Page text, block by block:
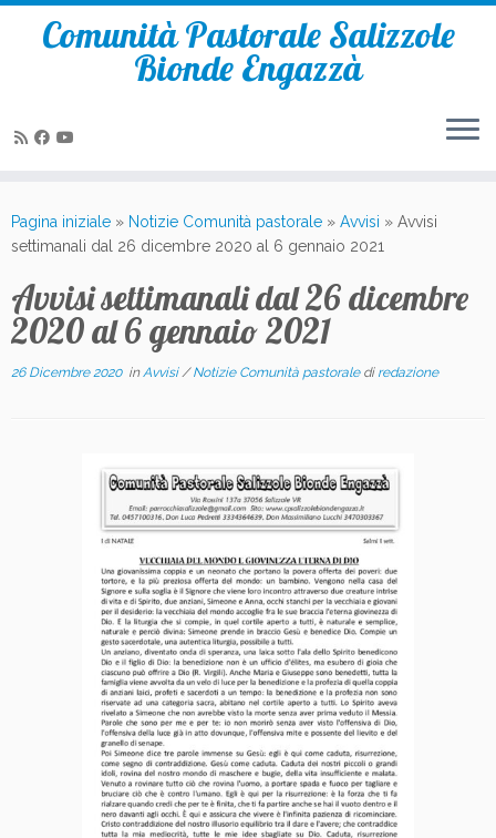
contenuto
Comunità Pastorale Salizzole
Bionde Engazzà
Pagina iniziale » Notizie Comunità pastorale » Avvisi » Avvisi
settimanali dal 26 dicembre 2020 al 6 gennaio 2021
Avvisi settimanali dal 26 dicembre
2020 al 6 gennaio 2021
26 Dicembre 2020inAvvisi/Notizie Comunità pastorale di redazione